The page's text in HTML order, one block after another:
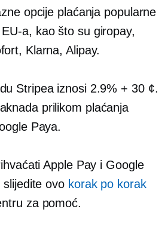
opcije plaćanja popularne
a, kao što su giropay,
Klarna, Alipay.
Stripea iznosi 2.9% + 30 ¢.
prilikom plaćanja
Paya.
Apple Pay i Google
ovo korak po korak
za pomoć.